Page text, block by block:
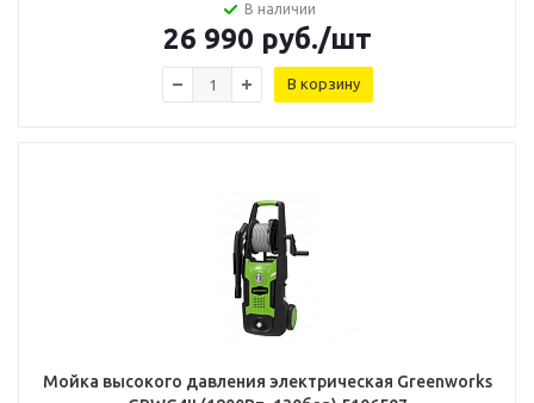
В наличии
26 990 руб./шт
В корзину
Мойка высокого давления электрическая Greenworks